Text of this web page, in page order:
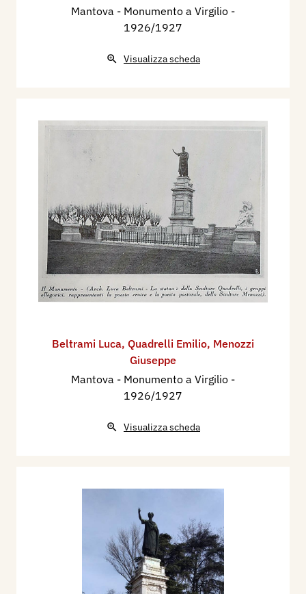
Mantova - Monumento a Virgilio -
1926/1927
Visualizza scheda
Beltrami Luca, Quadrelli Emilio, Menozzi
Giuseppe
Mantova - Monumento a Virgilio -
1926/1927
Visualizza scheda